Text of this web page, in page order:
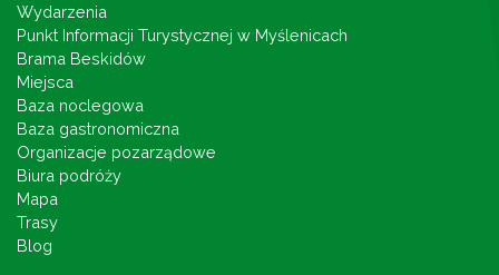
Wydarzenia
Punkt Informacji Turystycznej w Myślenicach
Brama Beskidów
Miejsca
Baza noclegowa
Baza gastronomiczna
Organizacje pozarządowe
Biura podróży
Mapa
Trasy
Blog